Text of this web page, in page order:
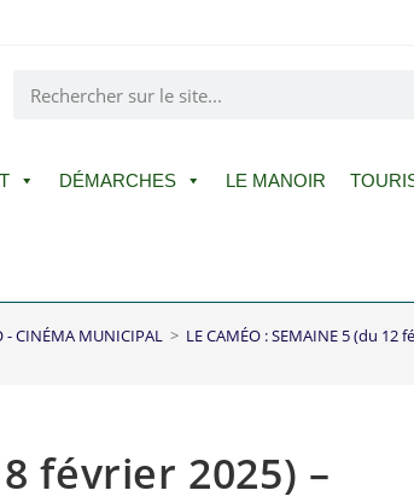
DÉMARCHES LE MANOIR
- CINÉMA MUNICIPAL > LE CAMÉO : SEMAINE 5 (du 12
février 2025) –